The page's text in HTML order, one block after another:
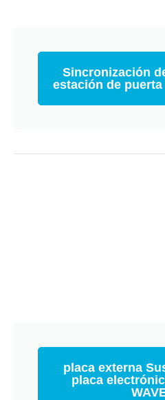
Sincronización
estación de puerta
placa externa
placa